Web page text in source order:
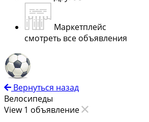
Маркетплейс
смотреть все объявления
Вернуться назад
Велосипеды
View 1 объявление